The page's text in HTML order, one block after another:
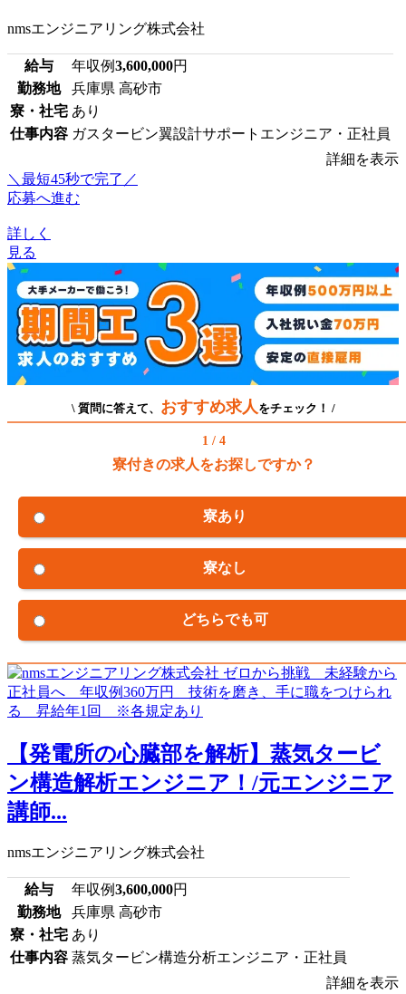
nmsエンジニアリング株式会社
給与 年収例3,600,000円
勤務地
兵庫県 高砂市
寮・社宅 あり
仕事内容 ガスタービン翼設計サポートエンジニア・正社員
詳細を表示
＼最短45秒で完了／
応募へ進む
詳しく
見る
\ 質問に答えて、 おすすめ求人 をチェック！ /
1 / 4
寮付きの求人をお探しですか？
寮あり
寮なし
どちらでも可
【発電所の心臓部を解析】蒸気タービ
ン構造解析エンジニア！/元エンジニア
講師...
nmsエンジニアリング株式会社
給与 年収例3,600,000円
勤務地
兵庫県 高砂市
寮・社宅 あり
仕事内容 蒸気タービン構造分析エンジニア・正社員
詳細を表示